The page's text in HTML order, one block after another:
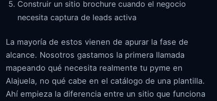
Construir un sitio brochure cuando el negocio
necesita captura de leads activa
La mayoría de estos vienen de apurar la fase de
alcance. Nosotros gastamos la primera llamada
mapeando qué necesita realmente tu pyme en
Alajuela, no qué cabe en el catálogo de una plantilla.
Ahí empieza la diferencia entre un sitio que funciona